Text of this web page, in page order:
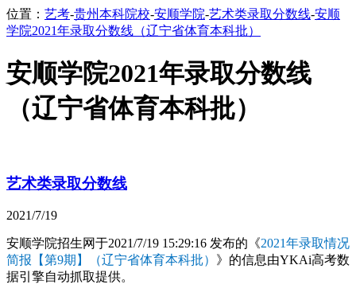
位置： 艺考-贵州本科院校-安顺学院-艺术类录取分数线-安顺
学院2021年录取分数线（辽宁省体育本科批）
安顺学院2021年录取分数线
（辽宁省体育本科批）
艺术类录取分数线
2021/7/19
安顺学院招生网于2021/7/19 15:29:16 发布的《2021年录取情况
简报【第9期】（辽宁省体育本科批） 》的信息由YKAi高考数
据引擎自动抓取提供。